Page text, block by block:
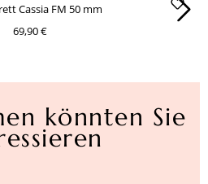
Cassia FM 50 mm
69,90 €
könnten Sie